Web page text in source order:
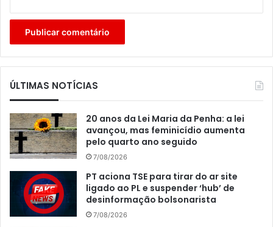
ÚLTIMAS NOTÍCIAS
20 anos da Lei Maria da Penha: a lei
avançou, mas feminicídio aumenta
pelo quarto ano seguido
7/08/2026
PT aciona TSE para tirar do ar site
ligado ao PL e suspender ‘hub’ de
desinformação bolsonarista
7/08/2026